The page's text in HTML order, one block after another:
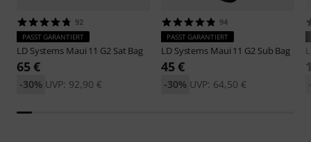
92
PASST GARANTIERT
LD Systems Maui 11 G2 Sat Bag
65 €
UVP: 92,90 €
-30%
94
PASST GARANTIERT
LD Systems Maui 11 G2 Sub Bag
45 €
UVP: 64,50 €
-30%